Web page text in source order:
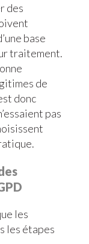
des
base
traitement.
de
donc
pas
les
les étapes